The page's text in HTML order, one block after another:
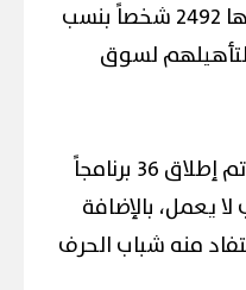
في 14 محافظة، استفاد منها 2492 شخصاً بنسب
لتأهيلهم لسوق
ريادة الأعمال والعمل الحر: تم إطلاق 36 برنامجاً
لا يعمل، بالإضافة
منه شباب الحرف